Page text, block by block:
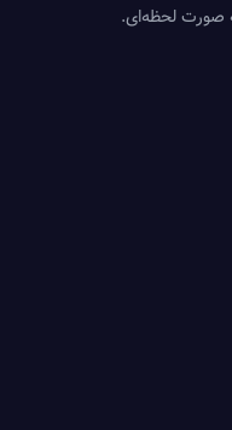
صورت لحظه‌ای.